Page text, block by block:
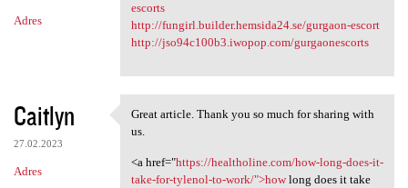
Adres
escorts
http://fungirl.builder.hemsida24.se/gurgaon-escort
http://jso94c100b3.iwopop.com/gurgaonescorts
Caitlyn
27.02.2023
Adres
Great article. Thank you so
Great article. Thank you so much for sharing with
us.
<a href="https://healtholine.com/how-long-does-it-
take-for-tylenol-to-work/">howlong does it take